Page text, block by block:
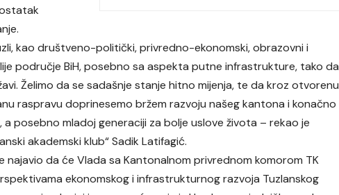
kao društveno-politički, privredno-ekonomski, obrazovni i
područje BiH, posebno sa aspekta putne infrastrukture, tako da
Želimo da se sadašnje stanje hitno mijenja, te da kroz otvorenu
raspravu doprinesemo bržem razvoju našeg kantona i konačno
posebno mladoj generaciji za bolje uslove života – rekao je
akademski klub“ Sadik Latifagić.
najavio da će Vlada sa Kantonalnom privrednom komorom TK
ekonomskog i infrastrukturnog razvoja Tuzlanskog